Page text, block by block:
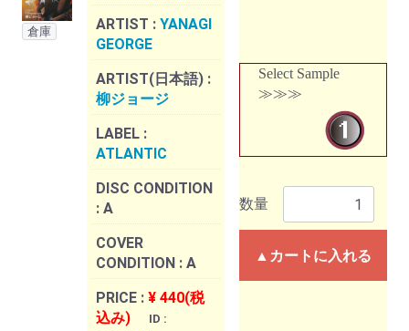
倉庫
ARTIST : YANAGI
GEORGE
ARTIST(日本語) :
柳ジョージ
LABEL :
ATLANTIC
DISC CONDITION
: A
COVER
CONDITION : A
PRICE : ¥ 440(税
込み)
ID :
Select Sample
≫≫≫
数量
▲カートに入れる